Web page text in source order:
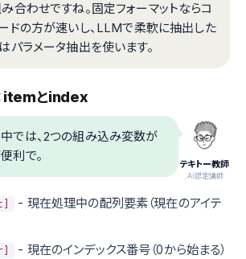
合わせですね。固定フォーマットならコ
ドの方が速いし、LLMで柔軟に抽出した
パラメータ抽出を使います。
itemとindex
テキトー教師
.AI認定講師
中では、2つの組み込み変数が
利で。
- 現在処理中の配列要素（現在のアイテ
- 現在のインデックス番号（0から始まる）